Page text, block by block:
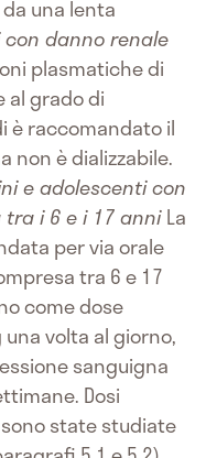
una lenta
con danno renale
plasmatiche di
al grado di
è raccomandato il
non è dializzabile.
e adolescenti con
i 6 e i 17 anniLa
per via orale
tra 6 e 17
come dose
volta al giorno,
sanguigna
Dosi
state studiate